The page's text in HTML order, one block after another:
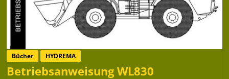
Bücher HYDREMA
Betriebsanweisung WL830